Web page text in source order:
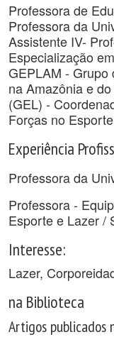
Professora de
Professora da
Assistente IV-
Especialização
GEPLAM - Grupo
na Amazônia e
(GEL) -
Forças no
Experiência
Professora da
Professora -
Esporte e Lazer /
Interesse:
Lazer,
na Biblioteca
Artigos publicados